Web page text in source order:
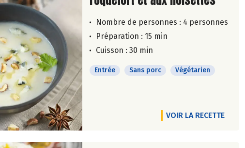
Nombre de personnes : 4 personnes
Préparation : 15 min
Cuisson : 30 min
Entrée Sans porc Végétarien
VOIR LA RECETTE